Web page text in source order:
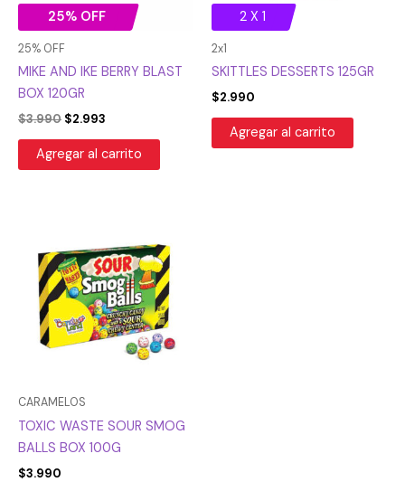
25% OFF
25% OFF
MIKE AND IKE BERRY BLAST
BOX 120GR
$3.990 $2.993
Agregar al carrito
2 X 1
2x1
SKITTLES DESSERTS 125GR
$2.990
Agregar al carrito
CARAMELOS
TOXIC WASTE SOUR SMOG
BALLS BOX 100G
$3.990